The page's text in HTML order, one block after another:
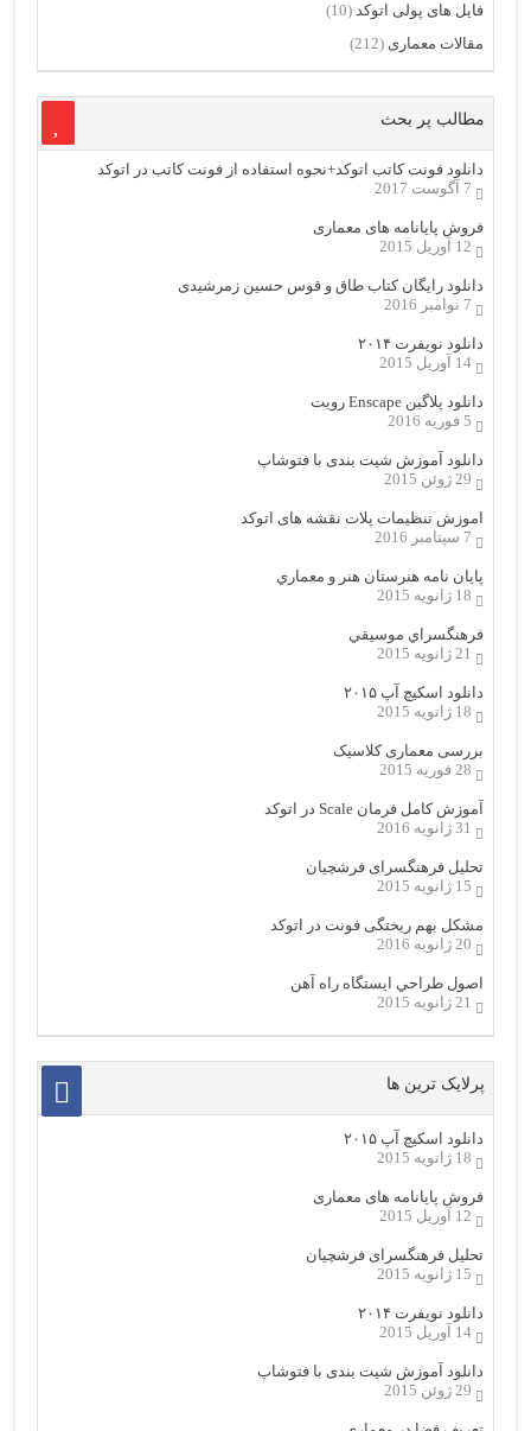
فایل های پولی اتوکد (10)
مقالات معماری (212)
مطالب پر بحث
دانلود فونت کاتب اتوکد+نحوه استفاده از فونت کاتب در اتوکد
7 آگوست 2017
فروش پایانامه های معماری
12 آوریل 2015
دانلود رایگان کتاب طاق و قوس حسین زمرشیدی
7 نوامبر 2016
دانلود نویفرت ۲۰۱۴
14 آوریل 2015
دانلود پلاگین Enscape رویت
5 فوریه 2016
دانلود آموزش شیت بندی با فتوشاپ
29 ژوئن 2015
اموزش تنظیمات پلات نقشه های اتوکد
7 سپتامبر 2016
پایان نامه هنرستان هنر و معماري
18 ژانویه 2015
فرهنگسراي موسيقي
21 ژانویه 2015
دانلود اسکیچ آپ ۲۰۱۵
18 ژانویه 2015
بررسی معماری کلاسیک
28 فوریه 2015
آموزش کامل فرمان Scale در اتوکد
31 ژانویه 2016
تحلیل فرهنگسرای فرشچیان
15 ژانویه 2015
مشکل بهم ریختگی فونت در اتوکد
20 ژانویه 2016
اصول طراحي ایستگاه راه آهن
21 ژانویه 2015
پرلایک ترین ها
دانلود اسکیچ آپ ۲۰۱۵
18 ژانویه 2015
فروش پایانامه های معماری
12 آوریل 2015
تحلیل فرهنگسرای فرشچیان
15 ژانویه 2015
دانلود نویفرت ۲۰۱۴
14 آوریل 2015
دانلود آموزش شیت بندی با فتوشاپ
29 ژوئن 2015